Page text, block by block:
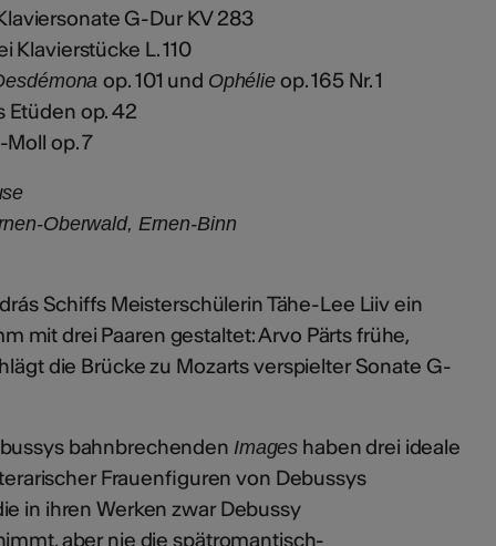
G-Dur KV 283
Klavierstücke L. 110
op. 101 und Ophélieop. 165 Nr. 1
Etüden op. 42
op. 7
Oberwald, Ernen-Binn
Schiffs Meisterschülerin Tähe-Lee Liiv ein
mit drei Paaren gestaltet: Arvo Pärts frühe,
die Brücke zu Mozarts verspielter Sonate G-
bahnbrechenden Images haben drei ideale
Frauenfiguren von Debussys
in ihren Werken zwar Debussy
aber nie die spätromantisch-